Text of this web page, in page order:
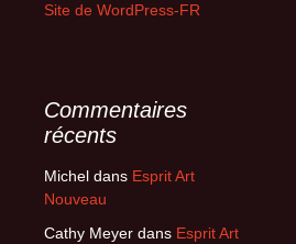
Site de WordPress-FR
Commentaires
récents
Michel dans Esprit Art
Nouveau
Cathy Meyer dans Esprit Art